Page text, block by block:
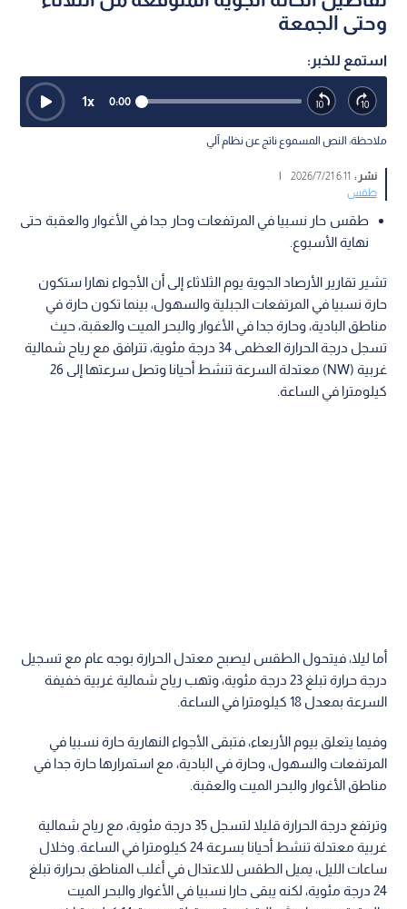
وحتى الجمعة
استمع للخبر:
0:00
1x
ملاحظة: النص المسموع ناتج عن نظام آلي
نشر : 6:11 2026/7/21
|
طقس
طقس حار نسبيا في المرتفعات وحار جدا في الأغوار والعقبة حتى
نهاية الأسبوع.
تشير تقارير الأرصاد الجوية يوم الثلاثاء إلى أن الأجواء نهارا ستكون
حارة نسبيا في المرتفعات الجبلية والسهول، بينما تكون حارة في
مناطق البادية، وحارة جدا في الأغوار والبحر الميت والعقبة، حيث
تسجل درجة الحرارة العظمى 34 درجة مئوية، تترافق مع رياح شمالية
غربية (NW) معتدلة السرعة تنشط أحيانا وتصل سرعتها إلى 26
كيلومترا في الساعة.
أما ليلا، فيتحول الطقس ليصبح معتدل الحرارة بوجه عام مع تسجيل
درجة حرارة تبلغ 23 درجة مئوية، وتهب رياح شمالية غربية خفيفة
السرعة بمعدل 18 كيلومترا في الساعة.
وفيما يتعلق بيوم الأربعاء، فتبقى الأجواء النهارية حارة نسبيا في
المرتفعات والسهول، وحارة في البادية، مع استمرارها حارة جدا في
مناطق الأغوار والبحر الميت والعقبة.
وترتفع درجة الحرارة قليلا لتسجل 35 درجة مئوية، مع رياح شمالية
غربية معتدلة تنشط أحيانا بسرعة 24 كيلومترا في الساعة. وخلال
ساعات الليل، يميل الطقس للاعتدال في أغلب المناطق بحرارة تبلغ
24 درجة مئوية، لكنه يبقى حارا نسبيا في الأغوار والبحر الميت